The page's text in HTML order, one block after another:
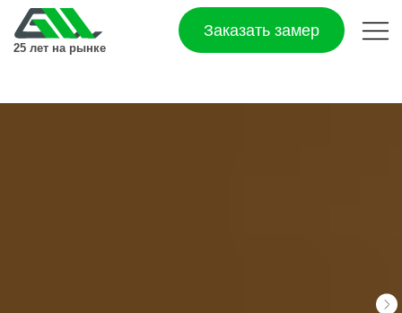
Заказать замер
25 лет на рынке